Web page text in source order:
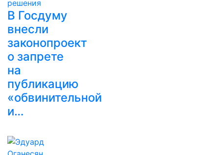
В Госдуму
внесли
законопроект
о запрете
на
публикацию
«обвинительной
и…